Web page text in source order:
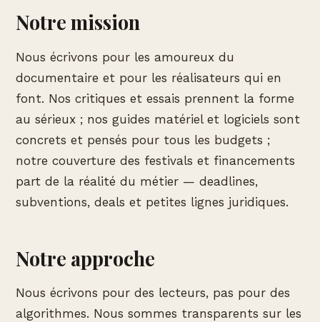
Notre mission
Nous écrivons pour les amoureux du
documentaire et pour les réalisateurs qui en
font. Nos critiques et essais prennent la forme
au sérieux ; nos guides matériel et logiciels sont
concrets et pensés pour tous les budgets ;
notre couverture des festivals et financements
part de la réalité du métier — deadlines,
subventions, deals et petites lignes juridiques.
Notre approche
Nous écrivons pour des lecteurs, pas pour des
algorithmes. Nous sommes transparents sur les